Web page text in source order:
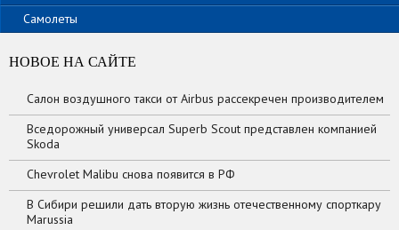
Самолеты
НОВОЕ НА САЙТЕ
Салон воздушного такси от Airbus рассекречен производителем
Вседорожный универсал Superb Scout представлен компанией
Skoda
Chevrolet Malibu снова появится в РФ
В Сибири решили дать вторую жизнь отечественному спорткару
Marussia